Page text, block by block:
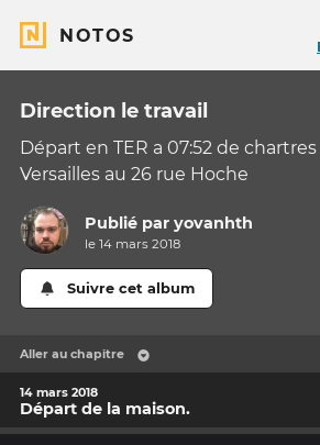
NOTOS
Direction le travail
Départ en TER a 07:52 de
Versailles au 26 rue Hoche
Publié paryovanhth
le 14 mars 2018
Suivre cet album
Aller au chapitre
14 mars 2018
Départ de la maison.